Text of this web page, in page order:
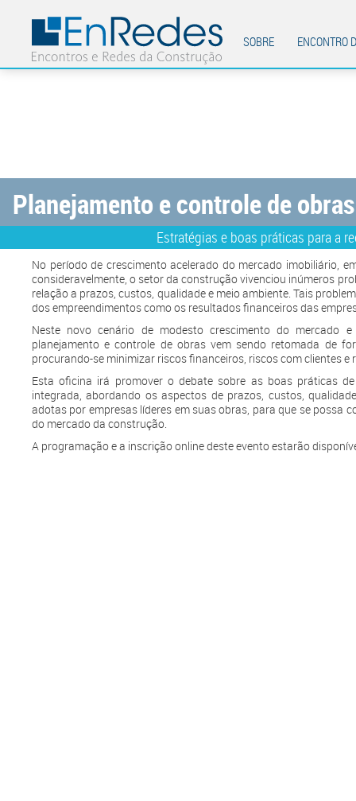
SOBRE ENCONTRO
Planejamento e controle de
Estratégias e boas práticas para a
No período de crescimento acelerado do mercado imobiliário,
consideravelmente, o setor da construção vivenciou inúmeros
relação a prazos, custos, qualidade e meio ambiente. Tais
dos empreendimentos como os resultados financeiros das
Neste novo cenário de modesto crescimento do mercado
planejamento e controle de obras vem sendo retomada de
procurando-se minimizar riscos financeiros, riscos com clientes e
Esta oficina irá promover o debate sobre as boas práticas
integrada, abordando os aspectos de prazos, custos,
adotas por empresas líderes em suas obras, para que se possa
do mercado da construção.
A programação e a inscrição online deste evento estarão